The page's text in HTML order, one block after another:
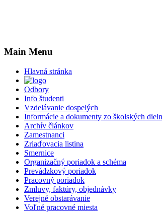
Main Menu
Hlavná stránka
Odbory
Info študenti
Vzdelávanie dospelých
Informácie a dokumenty zo školských
Archív článkov
Zamestnanci
Zriaďovacia listina
Smernice
Organizačný poriadok a schéma
Prevádzkový poriadok
Pracovný poriadok
Zmluvy, faktúry, objednávky
Verejné obstarávanie
Voľné pracovné miesta